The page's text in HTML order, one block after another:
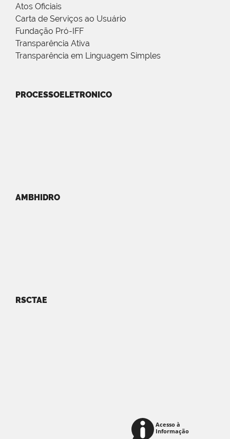
Atos Oficiais
Carta de Serviços ao Usuário
Fundação Pró-IFF
Transparência Ativa
Transparência em Linguagem Simples
PROCESSOELETRONICO
AMBHIDRO
RSCTAE